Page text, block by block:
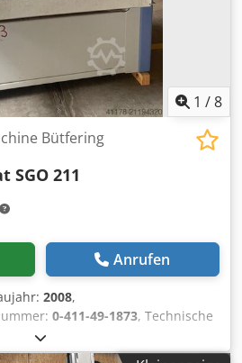
1 /8
Bütfering
SGO 211
Anrufen
2008,
0-411-49-1873, Technische
- Typ: Optimat SGO 211/RC -
2 Stück - Baujahr: 2008 -